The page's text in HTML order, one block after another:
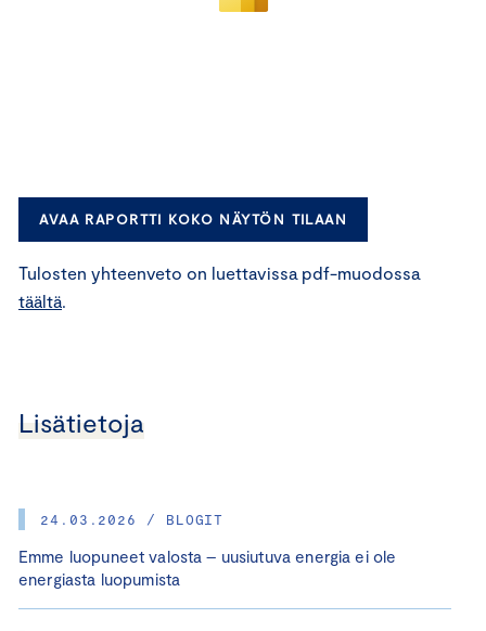
24.03.2026 / BLOGIT
Emme luopuneet valosta – uusiutuva energia ei ole
energiasta luopumista
AVAA RAPORTTI KOKO NÄYTÖN TILAAN
Tulosten yhteenveto on luettavissa pdf-muodossa
täältä.
Lisätietoja